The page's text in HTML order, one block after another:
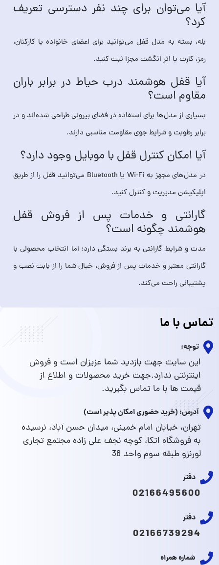
آیا می‌توان برای چند نفر دسترسی تعریف
کرد؟
بله، بسته به مدل قفل می‌توانید برای اعضای خانواده یا کارکنان،
رمز، کارت یا اثر انگشت مجزا ثبت کنید.
آیا قفل هوشمند درب حیاط در برابر باران
مقاوم است؟
بسیاری از مدل‌ها برای استفاده در فضای بیرونی طراحی شده‌اند و در
برابر رطوبت و شرایط جوی مقاومت مناسبی دارند.
آیا امکان کنترل قفل با موبایل وجود دارد؟
در مدل‌های مجهز به Wi-Fi یا Bluetooth می‌توانید قفل را از طریق
اپلیکیشن مدیریت و کنترل کنید.
گارانتی و خدمات پس از فروش قفل
هوشمند چگونه است؟
مدت و شرایط گارانتی به برند بستگی دارد؛ اما انتخاب محصولی با
گارانتی معتبر و خدمات پس از فروش، خیال شما را از بابت نصب و
پشتیبانی راحت می‌کند.
تماس با ما
توجه:
این سایت جهت بازدید شما عزیزان است و فروش
اینترنتی ندارد.جهت خرید محصولات و اطلاع از
قیمت ها با ما تماس بگیرید.
آدرس: (خرید حضوری امکان پذیر است)
تهران، خیابان امام خمینی، میدان حسن آباد، نرسیده
به فروشگاه اتکا، کوچه نجف علی زاده مجتمع تجاری
لورنزو طبقه سوم واحد 36
دفتر
02166495600
دفتر
02166739294
شماره همراه